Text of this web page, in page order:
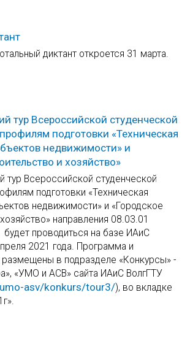
диктант откроется 31 марта.
тур Всероссийской студенческой
подготовки «Техническая
недвижимости» и
и хозяйство»
тур Всероссийской студенческой
подготовки «Техническая
недвижимости» и «Городское
направления 08.03.01
будет проводиться на базе ИАиС
2021 года. Программа и
размещены в подразделе «Конкурсы» -
«УМО и АСВ» сайта ИАиС ВолгГТУ
asv/konkurs/tour3/), во вкладке